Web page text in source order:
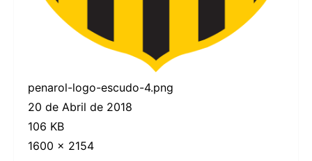
penarol-logo-escudo-4.png
20 de Abril de 2018
106 KB
1600 × 2154